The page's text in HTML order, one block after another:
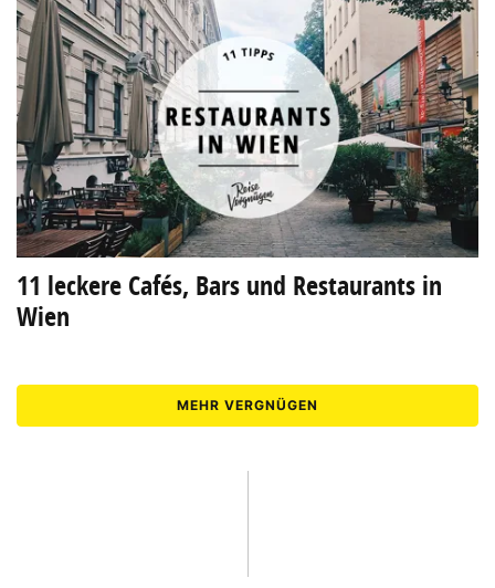
11 leckere Cafés, Bars und Restaurants in
Wien
MEHR VERGNÜGEN